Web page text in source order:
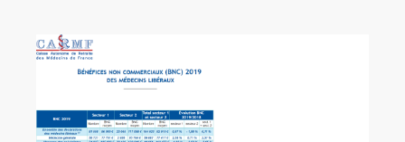
Rechercher:
Annonces emploi